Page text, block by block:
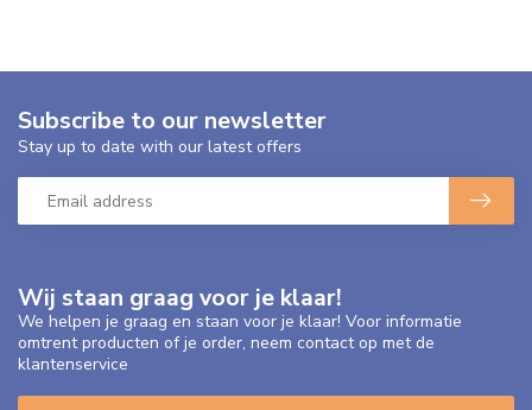
Wij staan graag voor je klaar!
We helpen je graag en staan voor je klaar! Voor informatie
omtrent producten of je order, neem contact op met de
klantenservice
Subscribe to our newsletter
Stay up to date with our latest offers